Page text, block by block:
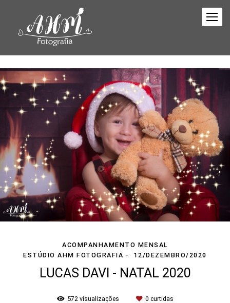
ACOMPANHAMENTO MENSAL
ESTÚDIO AHM FOTOGRAFIA
12/DEZEMBRO/2020
LUCAS DAVI - NATAL 2020
572 visualizações 0 curtidas